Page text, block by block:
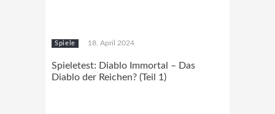
Spiele 18. April 2024
Spieletest: Diablo Immortal – Das
Diablo der Reichen? (Teil 1)